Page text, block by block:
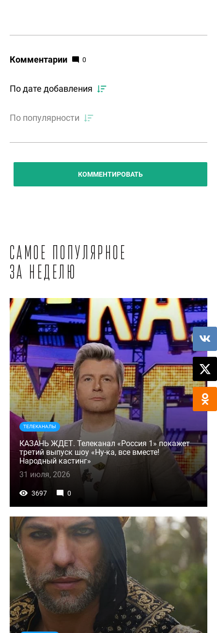
Комментарии 0
По дате добавления
По популярности
КОММЕНТИРОВАТЬ
Самое популярное
за неделю
ТЕЛЕКАНАЛЫ
КАЗАНЬ ЖДЕТ. Телеканал «Россия 1» покажет
третий выпуск шоу «Ну-ка, все вместе!
Народный кастинг»
31 июля, 2026
3697 0